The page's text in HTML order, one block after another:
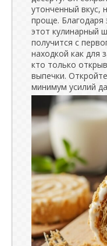
утонченный вкус,
проще. Благодаря
этот кулинарный
получится с
находкой как для
кто только
выпечки.
минимум усилий